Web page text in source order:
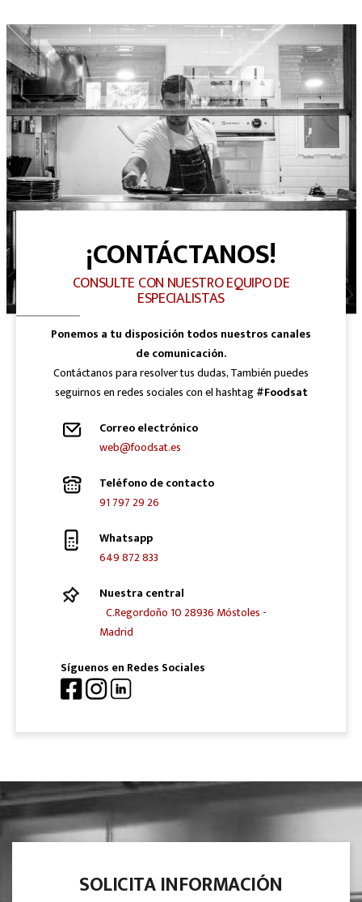
¡CONTÁCTANOS!
CONSULTE CON NUESTRO EQUIPO DE
ESPECIALISTAS
Ponemos a tu disposición todos nuestros canales
de comunicación.
Contáctanos para resolver tus dudas, También puedes
seguirnos en redes sociales con el hashtag#Foodsat
Correo electrónico
web@foodsat.es
Teléfono de contacto
91 797 29 26
Whatsapp
649 872 833
Nuestra central
C.Regordoño 10 28936 Móstoles -
Madrid
Síguenos en Redes Sociales
SOLICITA INFORMACIÓN